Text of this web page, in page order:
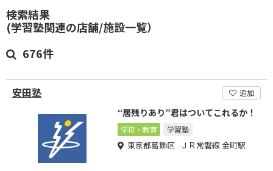
検索結果
(学習塾関連の店舗/施設一覧）
676件
安田塾 追加
“居残りあり”君はついてこれるか！
学校・教育 学習塾
東京都葛飾区 ＪＲ常磐線 金町駅